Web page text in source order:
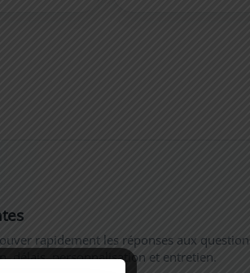
rapidement les réponses aux
délais, personnalisation et entretien.